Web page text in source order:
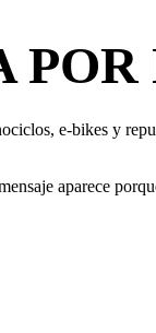
e-bikes y
aparece